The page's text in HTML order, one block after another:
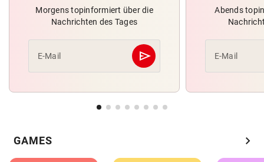
Morgens topinformiert über die
Nachrichten des Tages
E-Mail send
Abschicken
Abends
E-Mail
GAMES chevron_right